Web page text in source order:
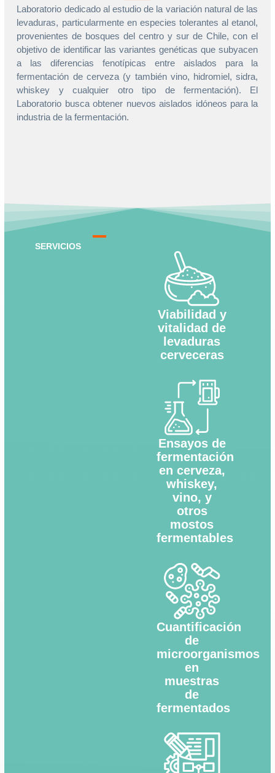
Laboratorio dedicado al estudio de la variación natural de las
levaduras, particularmente en especies tolerantes al etanol,
provenientes de bosques del centro y sur de Chile, con el
objetivo de identificar las variantes genéticas que subyacen
a las diferencias fenotípicas entre aislados para la
fermentación de cerveza (y también vino, hidromiel, sidra,
whiskey y cualquier otro tipo de fermentación). El
Laboratorio busca obtener nuevos aislados idóneos para la
industria de la fermentación.
SERVICIOS
Viabilidad y
vitalidad de
levaduras
cerveceras
Ensayos de
fermentación
en cerveza,
whiskey,
vino, y
otros
mostos
fermentables
Cuantificación
de
microorganismos
en
muestras
de
fermentados